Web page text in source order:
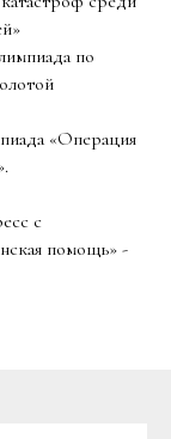
по
«Операция
с
помощь» -